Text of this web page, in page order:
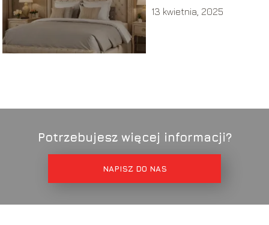
13 kwietnia, 2025
Potrzebujesz więcej informacji?
NAPISZ DO NAS